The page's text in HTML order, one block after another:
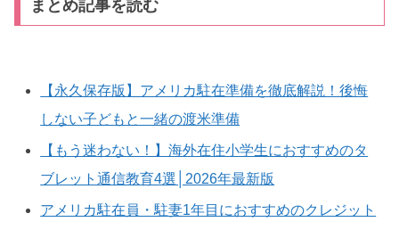
まとめ記事を読む
【永久保存版】アメリカ駐在準備を徹底解説！後悔
しない子どもと一緒の渡米準備
【もう迷わない！】海外在住小学生におすすめのタ
ブレット通信教育4選│2026年最新版
アメリカ駐在員・駐妻1年目におすすめのクレジット